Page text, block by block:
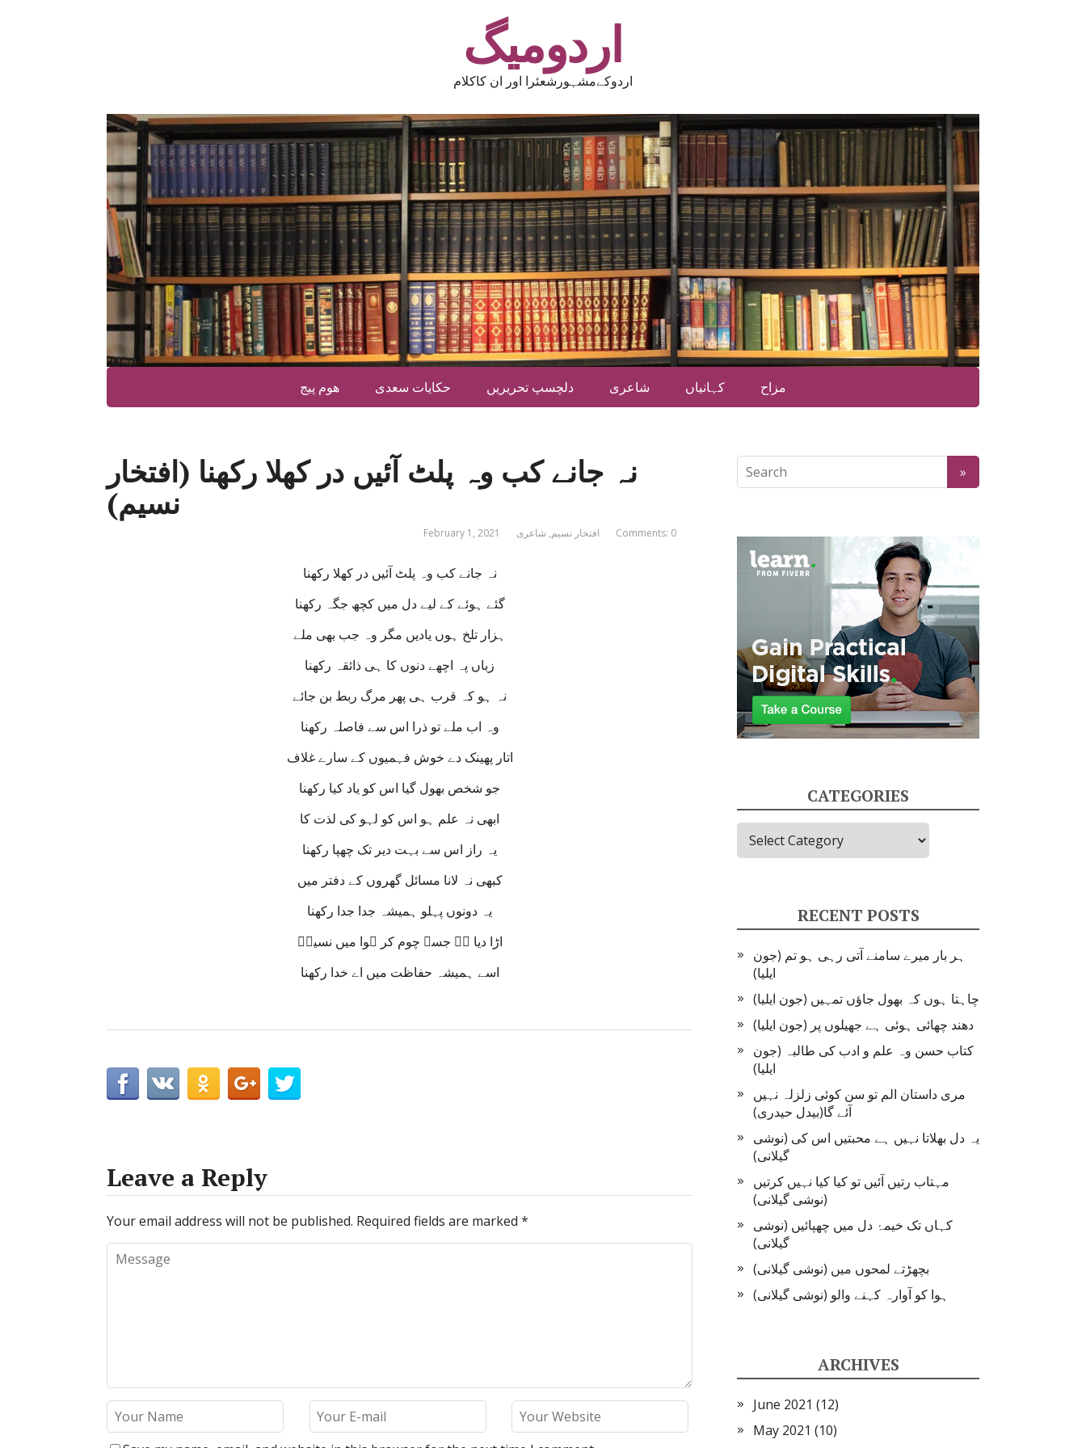
اردومیگ
اردوکےمشہورشعئرا اور ان کاکلام
ھوم پیج حکایات سعدی دلچسپ تحریریں شاعری کہانیاں مزاح
نہ جانے کب وہ پلٹ آئیں در کھلا رکھنا (افتخار
نسیم)
February 1, 2021 افتخار نسیم, شاعری Comments: 0
نہ جانے کب وہ پلٹ آئیں در کھلا رکھنا
گئے ہوئے کے لیے دل میں کچھ جگہ رکھنا
ہزار تلخ ہوں یادیں مگر وہ جب بھی ملے
زباں پہ اچھے دنوں کا ہی ذائقہ رکھنا
نہ ہو کہ قرب ہی پھر مرگ ربط بن جائے
وہ اب ملے تو ذرا اس سے فاصلہ رکھنا
اتار پھینک دے خوش فہمیوں کے سارے غلاف
جو شخص بھول گیا اس کو یاد کیا رکھنا
ابھی نہ علم ہو اس کو لہو کی لذت کا
یہ راز اس سے بہت دیر تک چھپا رکھنا
کبھی نہ لانا مسائل گھروں کے دفتر میں
یہ دونوں پہلو ہمیشہ جدا جدا رکھنا
اڑا دیا ہے جسے چوم کر ہوا میں نسیمؔ
اسے ہمیشہ حفاظت میں اے خدا رکھنا
Leave a Reply
Your email address will not be published. Required fields are marked *
CATEGORIES
Categories
RECENT POSTS
ہر بار میرے سامنے آتی رہی ہو تم (جون
ایلیا)
چاہتا ہوں کہ بھول جاؤں تمہیں (جون ایلیا)
دھند چھائی ہوئی ہے جھیلوں پر (جون ایلیا)
کتاب حسن وہ علم و ادب کی طالبہ (جون
ایلیا)
مری داستان الم تو سن کوئی زلزلہ نہیں
آئے گا(بیدل حیدری)
یہ دل بھلاتا نہیں ہے محبتیں اس کی (نوشی
گیلانی)
مہتاب رتیں آئیں تو کیا کیا نہیں کرتیں
(نوشی گیلانی)
کہاں تک خیمۂ دل میں چھپائیں (نوشی
گیلانی)
بچھڑتے لمحوں میں (نوشی گیلانی)
ہوا کو آوارہ کہنے والو (نوشی گیلانی)
ARCHIVES
June 2021 (12)
May 2021 (10)